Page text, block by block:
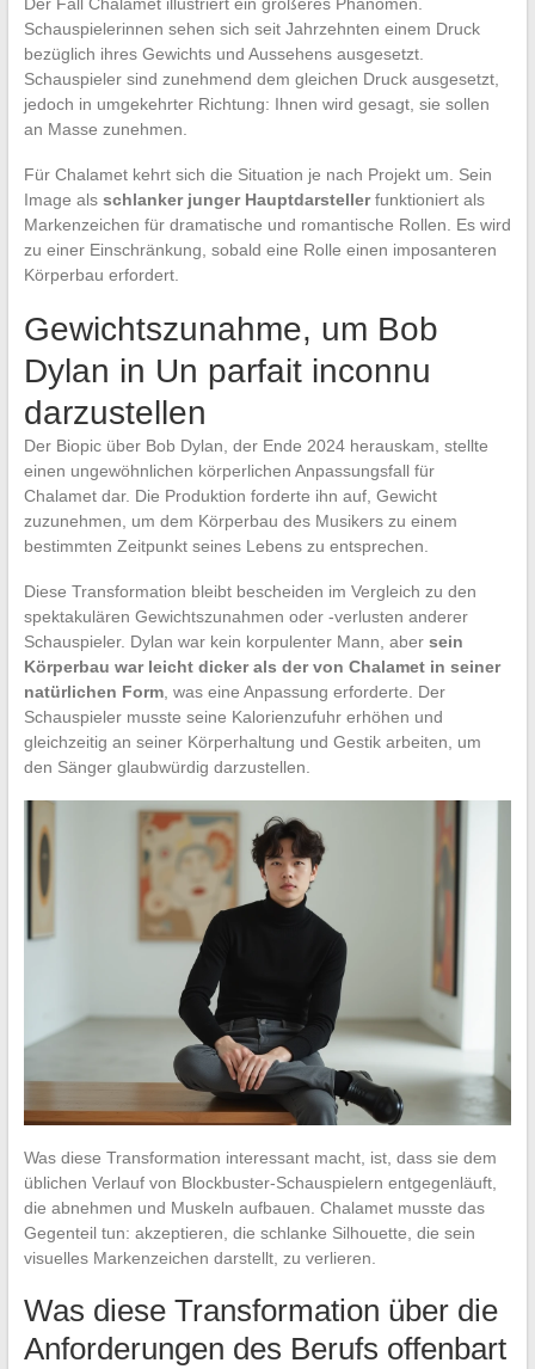
Schauspielerinnen sehen sich seit Jahrzehnten einem Druck
bezüglich ihres Gewichts und Aussehens ausgesetzt.
Schauspieler sind zunehmend dem gleichen Druck ausgesetzt,
jedoch in umgekehrter Richtung: Ihnen wird gesagt, sie sollen
an Masse zunehmen.
Für Chalamet kehrt sich die Situation je nach Projekt um. Sein
Image als schlanker junger Hauptdarstellerfunktioniert als
Markenzeichen für dramatische und romantische Rollen. Es wird
zu einer Einschränkung, sobald eine Rolle einen imposanteren
Körperbau erfordert.
Gewichtszunahme, um Bob
Dylan in Un parfait inconnu
darzustellen
Der Biopic über Bob Dylan, der Ende 2024 herauskam, stellte
einen ungewöhnlichen körperlichen Anpassungsfall für
Chalamet dar. Die Produktion forderte ihn auf, Gewicht
zuzunehmen, um dem Körperbau des Musikers zu einem
bestimmten Zeitpunkt seines Lebens zu entsprechen.
Diese Transformation bleibt bescheiden im Vergleich zu den
spektakulären Gewichtszunahmen oder -verlusten anderer
Schauspieler. Dylan war kein korpulenter Mann, aber sein
Körperbau war leicht dicker als der von Chalamet in seiner
natürlichen Form, was eine Anpassung erforderte. Der
Schauspieler musste seine Kalorienzufuhr erhöhen und
gleichzeitig an seiner Körperhaltung und Gestik arbeiten, um
den Sänger glaubwürdig darzustellen.
Was diese Transformation interessant macht, ist, dass sie dem
üblichen Verlauf von Blockbuster-Schauspielern entgegenläuft,
die abnehmen und Muskeln aufbauen. Chalamet musste das
Gegenteil tun: akzeptieren, die schlanke Silhouette, die sein
visuelles Markenzeichen darstellt, zu verlieren.
Was diese Transformation über die
Anforderungen des Berufs offenbart